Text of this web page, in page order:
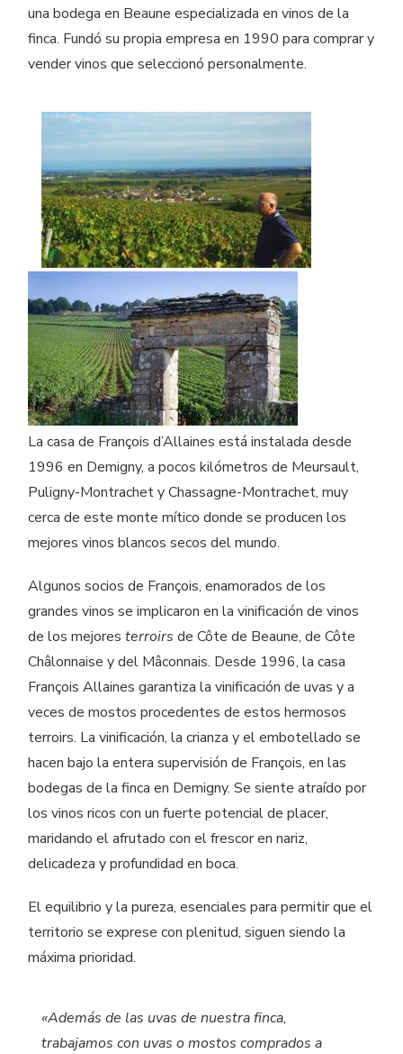
una bodega en Beaune especializada en vinos de la
finca. Fundó su propia empresa en 1990 para comprar y
vender vinos que seleccionó personalmente.
La casa de François d’Allaines está instalada desde
1996 en Demigny, a pocos kilómetros de Meursault,
Puligny-Montrachet y Chassagne-Montrachet, muy
cerca de este monte mítico donde se producen los
mejores vinos blancos secos del mundo.
Algunos socios de François, enamorados de los
grandes vinos se implicaron en la vinificación de vinos
de los mejores terroirs de Côte de Beaune, de Côte
Châlonnaise y del Mâconnais. Desde 1996, la casa
François Allaines garantiza la vinificación de uvas y a
veces de mostos procedentes de estos hermosos
terroirs. La vinificación, la crianza y el embotellado se
hacen bajo la entera supervisión de François, en las
bodegas de la finca en Demigny. Se siente atraído por
los vinos ricos con un fuerte potencial de placer,
maridando el afrutado con el frescor en nariz,
delicadeza y profundidad en boca.
El equilibrio y la pureza, esenciales para permitir que el
territorio se exprese con plenitud, siguen siendo la
máxima prioridad.
«Además de las uvas de nuestra finca,
trabajamos con uvas o mostos comprados a